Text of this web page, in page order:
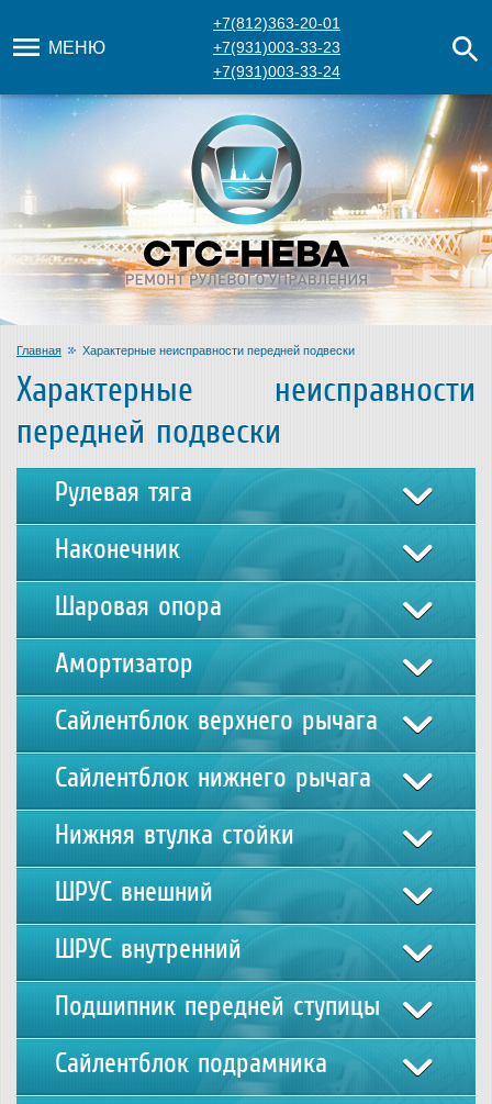
МЕНЮ
+7(812)363-20-01
+7(931)003-33-23
+7(931)003-33-24
Главная Характерные неисправности передней подвески
Характерные неисправности
передней подвески
Рулевая тяга
Наконечник
Шаровая опора
Амортизатор
Сайлентблок верхнего рычага
Сайлентблок нижнего рычага
Нижняя втулка стойки
ШРУС внешний
ШРУС внутренний
Подшипник передней ступицы
Сайлентблок подрамника